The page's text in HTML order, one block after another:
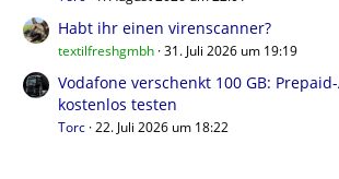
Habt ihr einen virenscanner?
textilfreshgmbh 31. Juli 2026 um 19:19
Vodafone verschenkt 100 GB:
kostenlos testen
Torc 22. Juli 2026 um 18:22